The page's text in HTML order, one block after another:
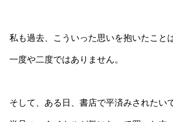
私も過去、こういった思いを抱いたこと
一度や二度ではありません。
そして、ある日、書店で平済みされたい